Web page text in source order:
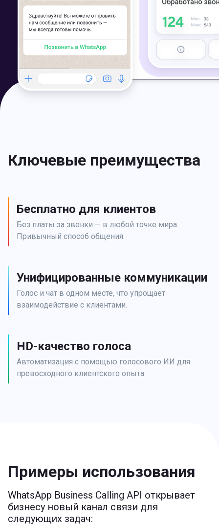
Ключевые преимущества
Бесплатно для клиентов
Без платы за звонки — в любой точке мира.
Привычный способ общения.
Унифицированные коммуникации
Голос и чат в одном месте, что упрощает
взаимодействие с клиентами.
HD-качество голоса
Автоматизация с помощью голосового ИИ для
превосходного клиентского опыта.
Примеры использования
WhatsApp Business Calling API открывает
бизнесу новый канал связи для
следующих задач: